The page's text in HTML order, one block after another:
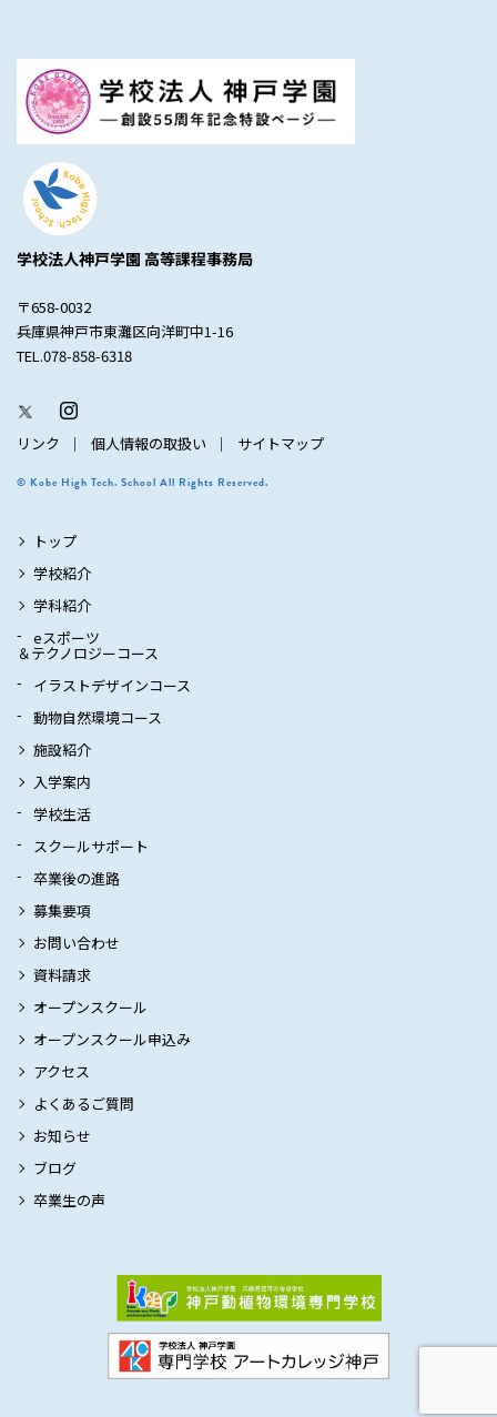
学校法人神戸学園 高等課程事務局
〒658-0032
兵庫県神戸市東灘区向洋町中1-16
TEL.078-858-6318
リンク 個人情報の取扱い サイトマップ
© Kobe High Tech. School All Rights Reserved.
トップ
学校紹介
学科紹介
eスポーツ
＆テクノロジーコース
イラストデザインコース
動物自然環境コース
施設紹介
入学案内
学校生活
スクールサポート
卒業後の進路
募集要項
お問い合わせ
資料請求
オープンスクール
オープンスクール申込み
アクセス
よくあるご質問
お知らせ
ブログ
卒業生の声